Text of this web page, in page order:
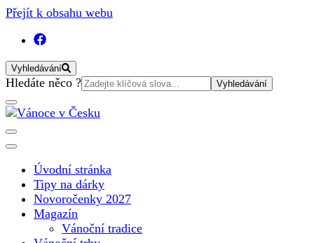
Přejít k obsahu webu
Vyhledávání
Vyhledat:
Hledáte něco ?
Vánoce v Česku
nejkrásnějším svátku v roce v České republice
Úvodní stránka
Tipy na dárky
Novoročenky 2027
Magazín
Vánoční tradice